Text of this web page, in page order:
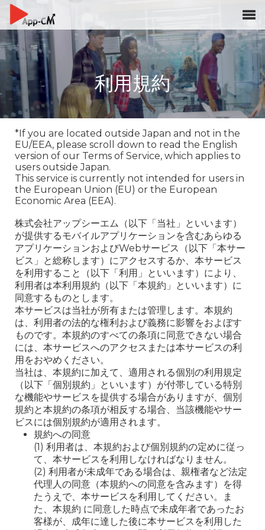
利用規約
*If you are located outside Japan and not in the
EU/EEA, please scroll down to read the English
version of our Terms of Service, which applies to
users outside Japan.
This service is currently not intended for users in
the European Union (EU) or the European
Economic Area (EEA).
株式会社アップシーエム（以下「当社」といいます）
が提供するモバイルアプリケーションを含むあらゆる
アプリケーションおよびWebサービス（以下「本サー
ビス」と総称します）にアクセスするか、本サービス
を利用すること（以下「利用」といいます）により、
利用者は本利用規約（以下「本規約」といいます）に
同意するものとします。
本サービスは当社が所有または管理します。本規約
は、利用者の法的な権利および義務に影響をおよぼす
ものです。本規約のすべての条項に同意できない場合
には、本サービスへのアクセスまたは本サービスの利
用をおやめください。
当社は、本規約に加えて、適用される個別の利用規定
（以下「個別規約」といいます）が付帯している特別
な機能やサービスを提供する場合がありますが、個別
規約と本規約の条項が相反する場合、当該機能やサー
ビスには個別規約が適用されます。
規約への同意
(1) 利用者は、本規約および個別規約の定めに従っ
て、本サービスを利用しなければなりません。
(2) 利用者が未成年である場合は、親権者など法定
代理人の同意（本規約への同意を含みます）を得
たうえで、本サービスを利用してください。ま
た、本規約 に同意した時点で未成年者であったお
客様が、成年に達した後に本サービスを利用した